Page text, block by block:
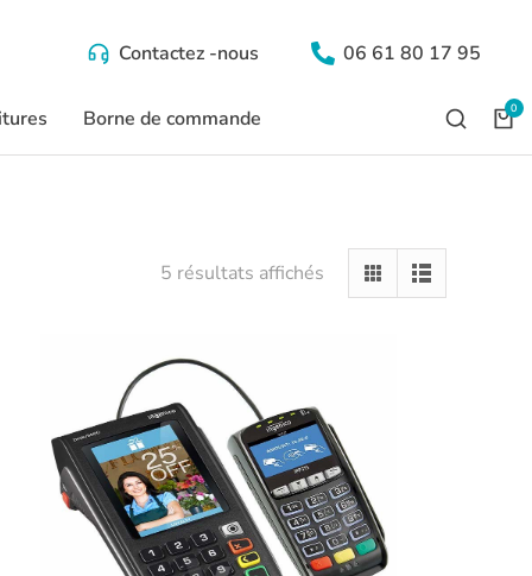
Contactez -nous 06 61 80 17 95
Borne de commande
5 résultats affichés